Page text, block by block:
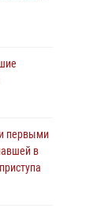
первыми
первыми
в